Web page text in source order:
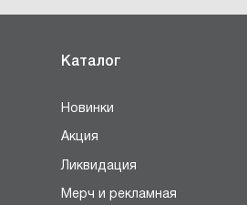
Каталог
Новинки
Акция
Ликвидация
Мерч и рекламная